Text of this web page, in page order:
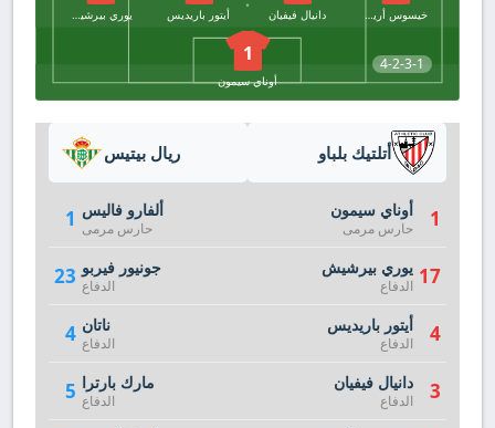
4-2-3-1
خيسوس أريسو دانيال فيفيان أيتور باريديس يوري بيرشيش
1
أوناي سيمون
ريال بيتيس
1 ألفارو فاليس
حارس مرمى
23 جونيور فيربو
الدفاع
4 ناتان
الدفاع
5 مارك بارترا
الدفاع
أتلتيك بلباو
1 أوناي سيمون
حارس مرمى
17 يوري بيرشيش
الدفاع
4 أيتور باريديس
الدفاع
3 دانيال فيفيان
الدفاع